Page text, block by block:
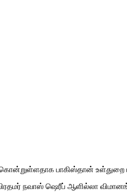
பாகிஸ்தான் உள்துறை
நவாஸ் ஷெரீப் ஆளில்லா